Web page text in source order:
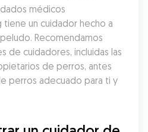
médicos
un cuidador hecho a
Recomendamos
de cuidadores, incluidas las
de perros, antes
perros adecuado para ti y